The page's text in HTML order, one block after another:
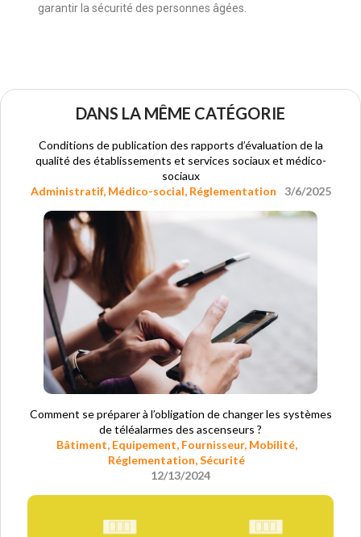
garantir la sécurité des personnes âgées.
DANS LA MÊME CATÉGORIE
Conditions de publication des rapports d’évaluation de la
qualité des établissements et services sociaux et médico-
sociaux
Administratif, Médico-social, Réglementation 3/6/2025
Comment se préparer à l’obligation de changer les systèmes
de téléalarmes des ascenseurs ?
Bâtiment, Equipement, Fournisseur, Mobilité,
Réglementation,Sécurité
12/13/2024